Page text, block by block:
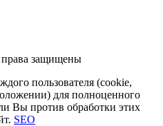
защищены
пользователя (cookie,
для полноценного
Вы против обработки этих
SEO